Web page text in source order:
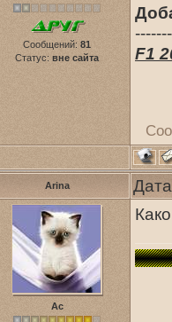
Сообщений: 81
Статус: вне сайта
F1
Arina
Ас